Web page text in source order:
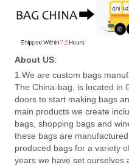
About US:
1.We are custom bags
The China-bag, is located in
doors to start making bags
main products we create
bags, shopping bags and
these bags are
produced bags for a variety
years we have set ourselves